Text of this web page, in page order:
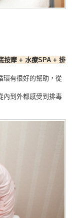
按摩 + 水療SPA + 排
環有很好的幫助，從
內到外都感受到排毒